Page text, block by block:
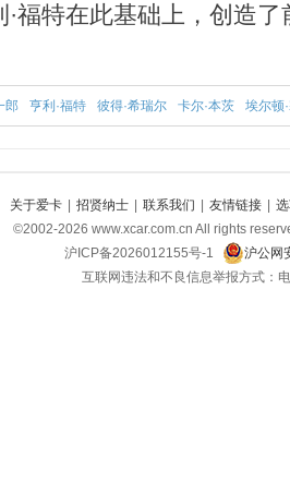
·福特在此基础上，创造
郎 亨利·福特 彼得·希瑞尔 卡尔·本茨 埃尔顿
关于爱卡 招贤纳士 联系我们 友情链接
©2002-2026 www.xcar.com.cn All rights
沪ICP备2026012155号-1
沪公网
互联网违法和不良信息举报方式：